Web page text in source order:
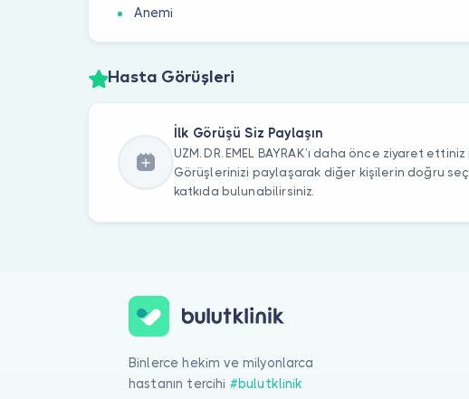
Anemi
Hasta Görüşleri
İlk Görüşü Siz Paylaşın
UZM. DR. EMEL BAYRAK’ı daha önce ziyaret ettiniz
Görüşlerinizi paylaşarak diğer kişilerin doğru
katkıda bulunabilirsiniz.
Binlerce hekim ve milyonlarca
hastanın tercihi #bulutklinik